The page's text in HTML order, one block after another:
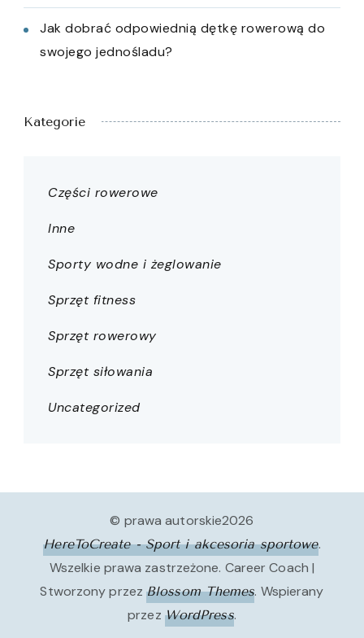
Jak dobrać odpowiednią dętkę rowerową do
swojego jednośladu?
Kategorie
Części rowerowe
Inne
Sporty wodne i żeglowanie
Sprzęt fitness
Sprzęt rowerowy
Sprzęt siłowania
Uncategorized
© prawa autorskie2026
HereToCreate - Sport i akcesoria sportowe.
Wszelkie prawa zastrzeżone. Career Coach |
Stworzony przezBlossom Themes. Wspierany
przez WordPress.